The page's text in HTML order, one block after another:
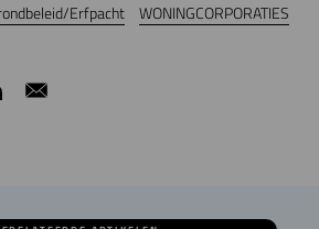
Erfpacht
WONINGCORPORATIES